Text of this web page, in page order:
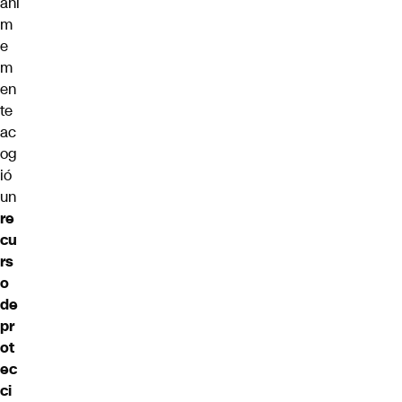
m
e
m
en
te
ac
og
ió
un
re
cu
rs
o
de
pr
ot
ec
ci